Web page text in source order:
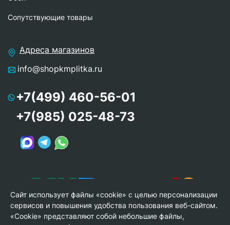
Сопутствующие товары
Адреса магазинов
info@shopkmplitka.ru
+7(499) 460-56-01
+7(985) 025-48-73
Сайт использует файлы «cookie» с целью персонализации
сервисов и повышения удобства пользования веб-сайтом.
«Cookie» представляют собой небольшие файлы,